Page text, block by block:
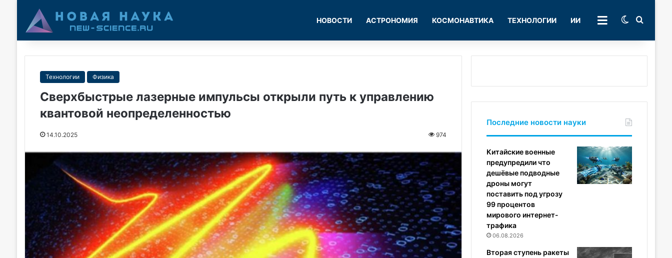
НОВОСТИ АСТРОНОМИЯ КОСМОНАВТИКА ТЕХНОЛОГИИ ИИ РУБРИКИSwitch skin
Технологии Физика
Сверхбыстрые лазерные импульсы открыли путь к управлению
квантовой неопределенностью
14.10.2025 974
Последние новости науки
Китайские военные
предупредили что
дешёвые подводные
дроны могут
поставить под угрозу
99 процентов
мирового интернет-
трафика
06.08.2026
Вторая ступень ракеты